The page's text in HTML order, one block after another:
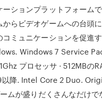
ーションプラットフォーム
らビデオゲームへの台頭に
ミュニケーションを促進
Windows 7 Service
プロセッサ · 512MBの
以降. Intel Core 2 Duo.
ムが盛りだくさんなだけで